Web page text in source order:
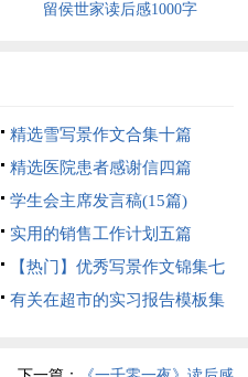
留侯世家读后感1000字
精选雪写景作文合集十篇
精选医院患者感谢信四篇
学生会主席发言稿(15篇)
实用的销售工作计划五篇
【热门】优秀写景作文锦集七
篇有关在超市的实习报告模板集